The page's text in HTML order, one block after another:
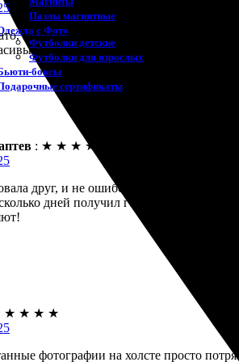
Пазлы магнитные
с Фото
Футболки детские
Футболки для взрослых
боксы
сертификаты
но результат порадовал. Заказала
работы!
: ★ ★ ★ ★
друг, и не ошибся. Заказал печать
дней получил готовую работу,
★ ★ ★ ★
фотографии на холсте просто